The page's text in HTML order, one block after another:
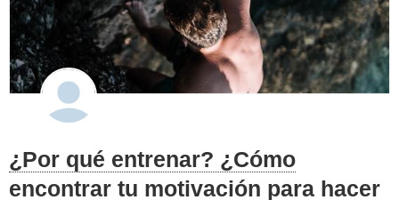
¿Por qué entrenar? ¿Cómo
encontrar tu motivación para hacer